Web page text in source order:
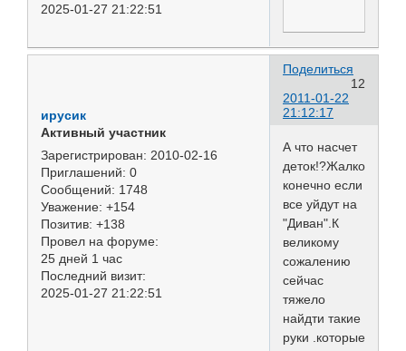
2025-01-27 21:22:51
Поделиться
12
2011-01-22
21:12:17
ирусик
Активный участник
Зарегистрирован: 2010-02-16
Приглашений: 0
Сообщений: 1748
Уважение: +154
Позитив: +138
Провел на форуме:
25 дней 1 час
Последний визит:
2025-01-27 21:22:51
А что насчет
деток!?Жалко
конечно если
все уйдут на
"Диван".К
великому
сожалению
сейчас
тяжело
найдти такие
руки .которые